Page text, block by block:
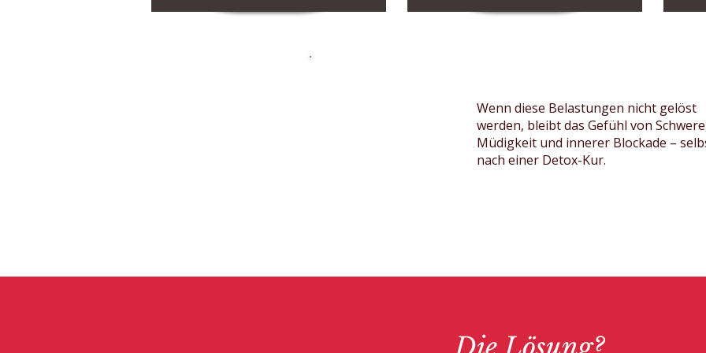
Wenn diese Belastungen nicht gelöst
werden, bleibt das Gefühl von
Müdigkeit und innerer Blockade –
nach einer Detox-Kur.